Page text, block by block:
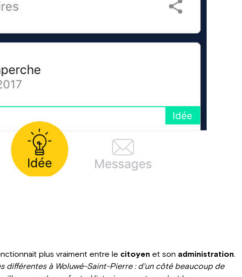
plus vraiment entre le citoyen et son administration.
différentes à Woluwé-Saint-Pierre : d'un côté beaucoup de